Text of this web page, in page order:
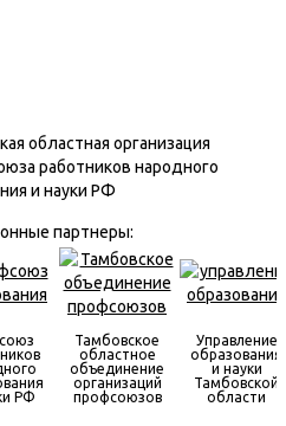
областная организация
работников народного
и науки РФ
партнеры:
РФ
Тамбовское
областное
объединение
организаций
профсоюзов
Управление
образования
и науки
Тамбовской
области